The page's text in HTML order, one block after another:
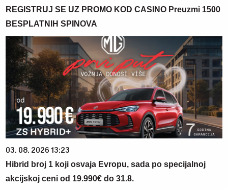
REGISTRUJ SE UZ PROMO KOD CASINO Preuzmi 1500
BESPLATNIH SPINOVA
03. 08. 2026 13:23
Hibrid broj 1 koji osvaja Evropu, sada po specijalnoj
akcijskoj ceni od 19.990€ do 31.8.